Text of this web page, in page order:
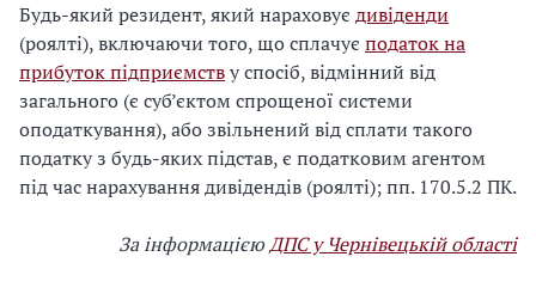
Будь-який резидент, який нараховує дивіденди
(роялті), включаючи того, що сплачує податок на
прибуток підприємству спосіб, відмінний від
загального (є суб’єктом спрощеної системи
оподаткування), або звільнений від сплати такого
податку з будь-яких підстав, є податковим агентом
під час нарахування дивідендів (роялті); пп. 170.5.2 ПК.
За інформацієюДПС у Чернівецькій області